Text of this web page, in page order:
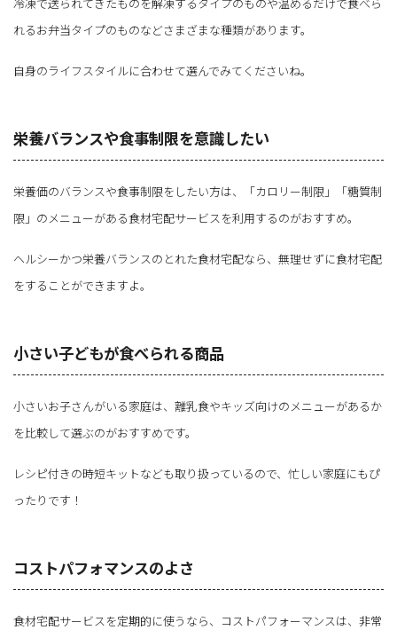
れるお弁当タイプのものなどさまざまな種類があります。
自身のライフスタイルに合わせて選んでみてくださいね。
栄養バランスや食事制限を意識したい
栄養価のバランスや食事制限をしたい方は、「カロリー制限」「糖質制
限」のメニューがある食材宅配サービスを利用するのがおすすめ。
ヘルシーかつ栄養バランスのとれた食材宅配なら、無理せずに食材宅配
をすることができますよ。
小さい子どもが食べられる商品
小さいお子さんがいる家庭は、離乳食やキッズ向けのメニューがあるか
を比較して選ぶのがおすすめです。
レシピ付きの時短キットなども取り扱っているので、忙しい家庭にもぴ
ったりです！
コストパフォマンスのよさ
食材宅配サービスを定期的に使うなら、コストパフォーマンスは、非常